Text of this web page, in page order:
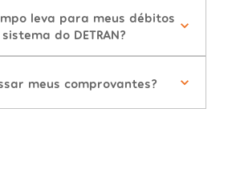
leva para meus débitos
do DETRAN?
meus comprovantes?